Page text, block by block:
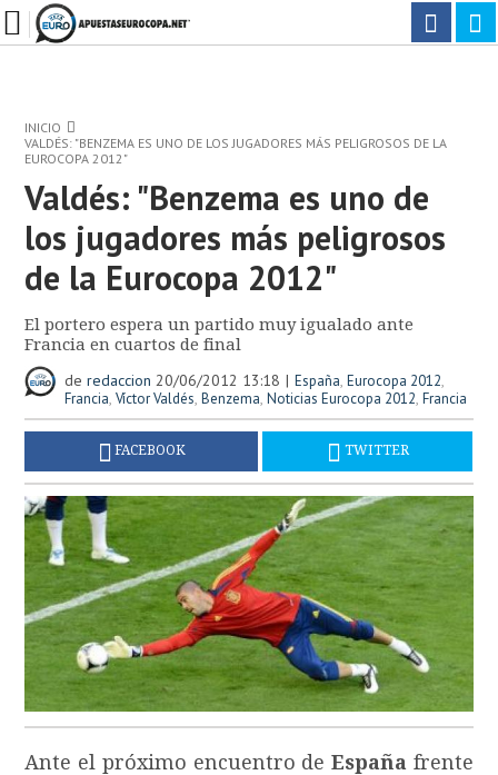
INICIO
VALDÉS: "BENZEMA ES UNO DE LOS JUGADORES MÁS PELIGROSOS DE LA
EUROCOPA 2012"
Valdés: "Benzema es uno de
los jugadores más peligrosos
de la Eurocopa 2012"
El portero espera un partido muy igualado ante
Francia en cuartos de final
deredaccion 20/06/2012 13:18 España,Eurocopa 2012,
Francia,Víctor Valdés,Benzema,Noticias Eurocopa 2012,Francia
FACEBOOK TWITTER
Ante el próximo encuentro de España frente